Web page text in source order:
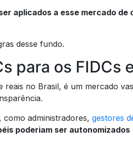
aplicados a esse mercado de
desse fundo.
para os FIDCs
no Brasil, é um mercado
, como administradores, gestores
poderiam ser autonomizados